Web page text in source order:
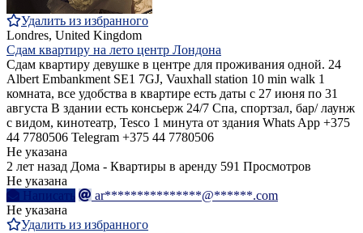
Удалить из избранного
Londres, United Kingdom
Сдам квартиру на лето центр Лондона
Сдам квартиру девушке в центре для проживания одной. 24
Albert Embankment SE1 7GJ, Vauxhall station 10 min walk 1
комната, все удобства в квартире есть даты с 27 июня по 31
августа В здании есть консьерж 24/7 Спа, спортзал, бар/ лаунж
с видом, кинотеатр, Tesco 1 минута от здания Whats App +375
44 7780506 Telegram +375 44 7780506
Не указана
2 лет назад Дома - Квартиры в аренду 591 Просмотров
Не указана
Написать
ar***************@******.com
Не указана
Удалить из избранного